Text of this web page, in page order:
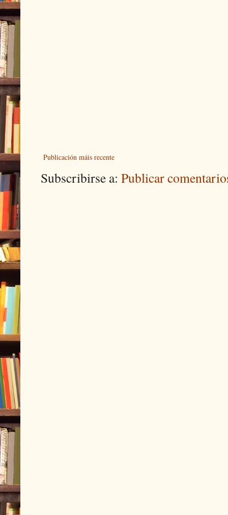
Publicación máis recente
Subscribirse a: Publicar